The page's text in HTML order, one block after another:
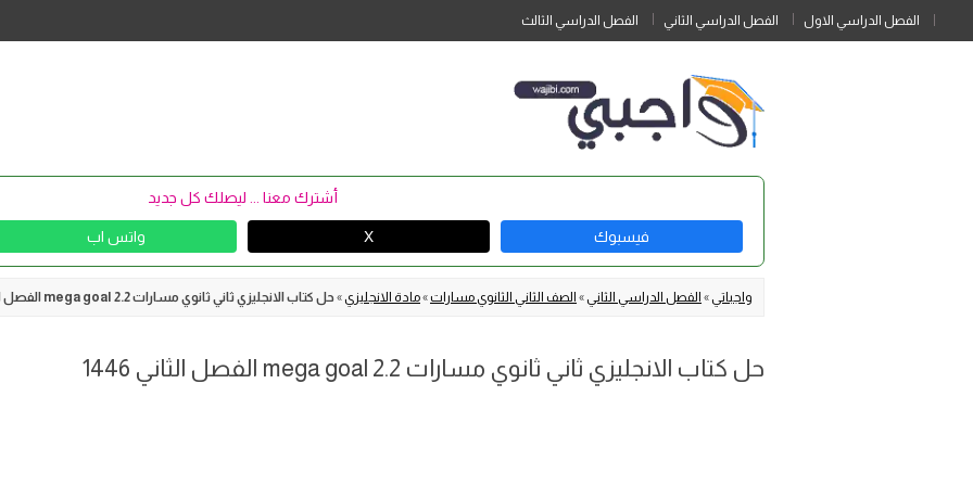
الفصل الدراسي الاول الفصل الدراسي الثاني الفصل الدراسي الثالث
أشترك معنا ... ليصلك كل جديد
فيسبوك X واتس اب
واجباتي » الفصل الدراسي الثاني » الصف الثاني الثانوي مسارات»مادة الانجليزي »حل كتاب الانجليزي ثاني ثانوي مسارات mega goal 2.2 الفصل الثاني 1446
حل كتاب الانجليزي ثاني ثانوي مسارات mega goal 2.2 الفصل الثاني 1446